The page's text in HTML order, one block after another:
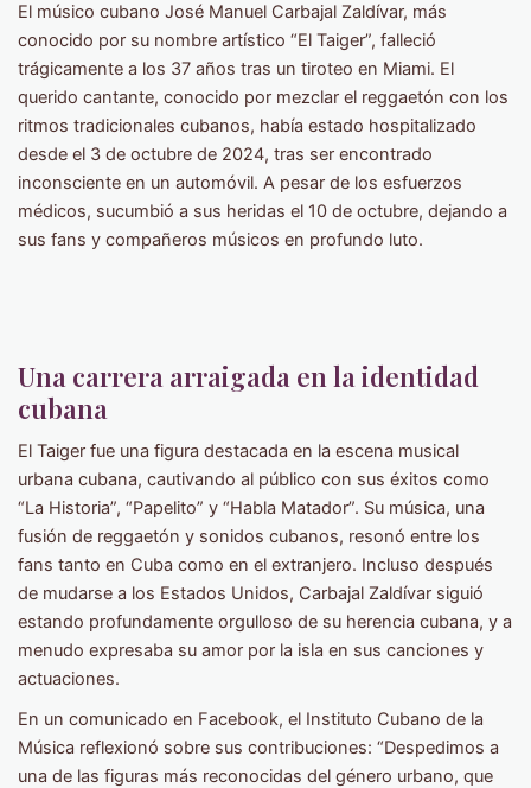
El músico cubano José Manuel Carbajal Zaldívar, más
conocido por su nombre artístico “El Taiger”, falleció
trágicamente a los 37 años tras un tiroteo en Miami. El
querido cantante, conocido por mezclar el reggaetón con los
ritmos tradicionales cubanos, había estado hospitalizado
desde el 3 de octubre de 2024, tras ser encontrado
inconsciente en un automóvil. A pesar de los esfuerzos
médicos, sucumbió a sus heridas el 10 de octubre, dejando a
sus fans y compañeros músicos en profundo luto.
Una carrera arraigada en la identidad
cubana
El Taiger fue una figura destacada en la escena musical
urbana cubana, cautivando al público con sus éxitos como
“La Historia”, “Papelito” y “Habla Matador”. Su música, una
fusión de reggaetón y sonidos cubanos, resonó entre los
fans tanto en Cuba como en el extranjero. Incluso después
de mudarse a los Estados Unidos, Carbajal Zaldívar siguió
estando profundamente orgulloso de su herencia cubana, y a
menudo expresaba su amor por la isla en sus canciones y
actuaciones.
En un comunicado en Facebook, el Instituto Cubano de la
Música reflexionó sobre sus contribuciones: “Despedimos a
una de las figuras más reconocidas del género urbano, que